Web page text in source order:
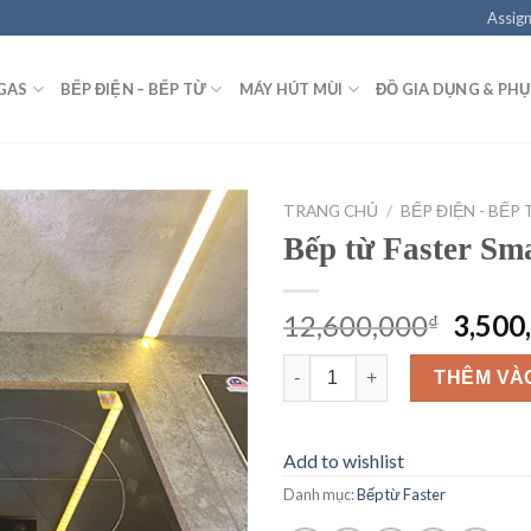
BẾP ĐIỆN – BẾP TỪ MÁY HÚT MÙI ĐỒ GIA DỤNG &
Add to
wishlist
TRANG CHỦ / BẾP ĐIỆN - BẾP
Bếp từ Faster
12,600,000₫ Giá
gốc
là:
Bếp từ Faster Smart Inverter
THÊM
Add to wishlist
Danh mục:Bếp từ Faster